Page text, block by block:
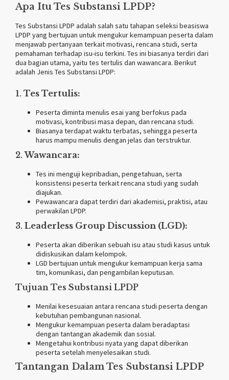
Apa Itu Tes Substansi LPDP?
Tes Substansi LPDP adalah salah satu tahapan seleksi beasiswa
LPDP yang bertujuan untuk mengukur kemampuan peserta dalam
menjawab pertanyaan terkait motivasi, rencana studi, serta
pemahaman terhadap isu-isu terkini. Tes ini biasanya terdiri dari
dua bagian utama, yaitu tes tertulis dan wawancara. Berikut
adalah Jenis Tes Substansi LPDP:
1. Tes Tertulis:
Peserta diminta menulis esai yang berfokus pada
motivasi, kontribusi masa depan, dan rencana studi.
Biasanya terdapat waktu terbatas, sehingga peserta
harus mampu menulis dengan jelas dan terstruktur.
2.Wawancara:
Tes ini menguji kepribadian, pengetahuan, serta
konsistensi peserta terkait rencana studi yang sudah
diajukan.
Pewawancara dapat terdiri dari akademisi, praktisi, atau
perwakilan LPDP.
3. Leaderless Group Discussion (LGD):
Peserta akan diberikan sebuah isu atau studi kasus untuk
didiskusikan dalam kelompok.
LGD bertujuan untuk mengukur kemampuan kerja sama
tim, komunikasi, dan pengambilan keputusan.
Tujuan Tes Substansi LPDP
Menilai kesesuaian antara rencana studi peserta dengan
kebutuhan pembangunan nasional.
Mengukur kemampuan peserta dalam beradaptasi
dengan tantangan akademik dan sosial.
Mengetahui kontribusi nyata yang dapat diberikan
peserta setelah menyelesaikan studi.
Tantangan Dalam Tes Substansi LPDP